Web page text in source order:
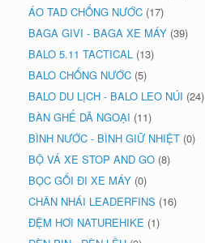
ÁO TAD CHỐNG NƯỚC (17)
BAGA GIVI - BAGA XE MÁY (39)
BALO 5.11 TACTICAL (13)
BALO CHỐNG NƯỚC (5)
BALO DU LỊCH - BALO LEO NÚI (24)
BÀN GHẾ DÃ NGOẠI (11)
BÌNH NƯỚC - BÌNH GIỮ NHIỆT (0)
BỘ VÁ XE STOP AND GO (8)
BỌC GỐI ĐI XE MÁY (0)
CHÂN NHÁI LEADERFINS (16)
ĐỆM HƠI NATUREHIKE (1)